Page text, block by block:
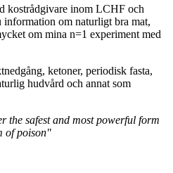
kostrådgivare inom LCHF och
om naturligt bra mat,
om mina n=1 experiment med
ketoner, periodisk fasta,
hudvård och annat som
the safest and most powerful form
of poison"